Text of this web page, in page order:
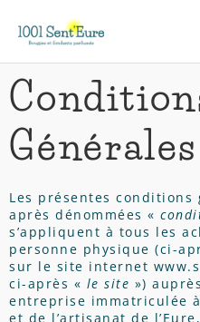
Les présentes conditions
après dénommées «
s’appliquent à tous les
personne physique (ci-
sur le site internet
ci-après « le site »)
entreprise immatriculée
et de l’artisanat de l’Eure,